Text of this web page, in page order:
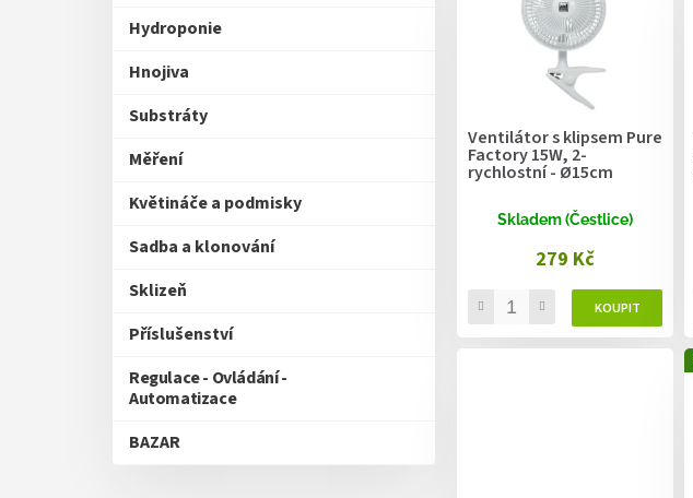
Hydroponie
Hnojiva
Substráty
Měření
Květináče a podmisky
Sadba a klonování
Sklizeň
Příslušenství
Regulace - Ovládání -
Automatizace
BAZAR
Ventilátor s klipsem Pure
Factory 15W, 2-
rychlostní - Ø15cm
Skladem (Čestlice)
279 Kč